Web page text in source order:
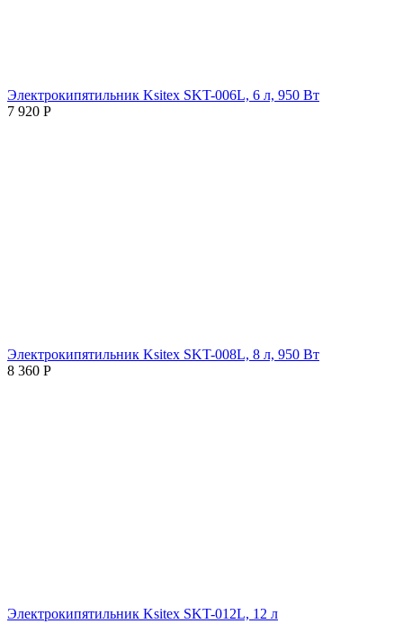
Электрокипятильник Ksitex SKT-006L, 6 л, 950 Вт
7 920 Р
Электрокипятильник Ksitex SKT-008L, 8 л, 950 Вт
8 360 Р
Электрокипятильник Ksitex SKT-012L, 12 л